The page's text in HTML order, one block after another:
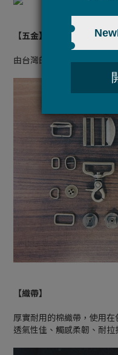
【五金】
由台灣的五金廠製造，無毒
【織帶】
厚實耐用的棉織帶，使用在
透氣性佳、觸感柔韌、耐